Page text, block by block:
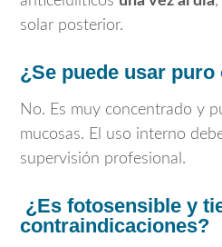
solar posterior.
¿Se puede usar
No. Es muy concentrado y
mucosas. El uso interno
supervisión profesional.
¿Es fotosensible y
contraindicaciones?